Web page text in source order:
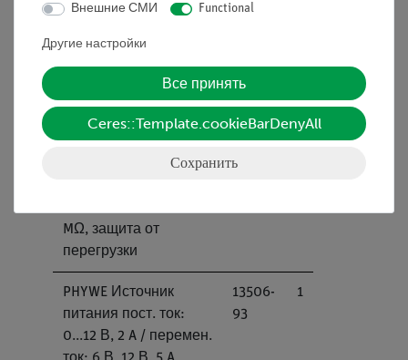
кабель, 32 А, красный,
различной длины
01
Соединительный
кабель, 32 A, синий,
различной длины
07361-
04
MΩ, защита от
перегрузки
07021-
PHYWE Источник
питания пост. ток:
0...12 В, 2 A / перемен.
13506-
93
1
Внешние СМИ Functional
Другие настройки
Все принять
Ceres::Template.cookieBarDenyAll
Сохранить